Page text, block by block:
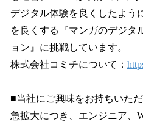
デジタル体験を良くしたよう
を良くする『マンガのデジタ
ョン』に挑戦しています。
株式会社コミチについて：
■当社にご興味をお持ちいた
急拡大につき、エンジニア、